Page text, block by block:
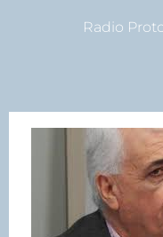
Radio